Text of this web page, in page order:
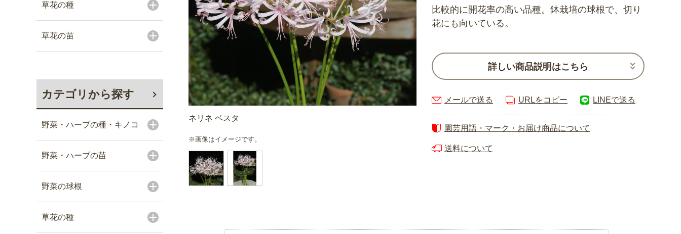
草花の種
草花の苗
カテゴリから探す
野菜・ハーブの種・キノコ
野菜・ハーブの苗
野菜の球根
草花の種
ネリネ ベスタ
※画像はイメージです。
比較的に開花率の高い品種。鉢栽培の球根で、切り
花にも向いている。
詳しい商品説明はこちら
メールで送る URLをコピー LINEで送る
園芸用語・マーク・お届け商品について
送料について